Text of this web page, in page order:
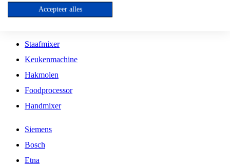
Inbouw Keramische Kookplaat
Kookplaat Accessoires
Staafmixer
Keukenmachine
Hakmolen
Foodprocessor
Handmixer
Siemens
Bosch
Etna
Accepteer alles